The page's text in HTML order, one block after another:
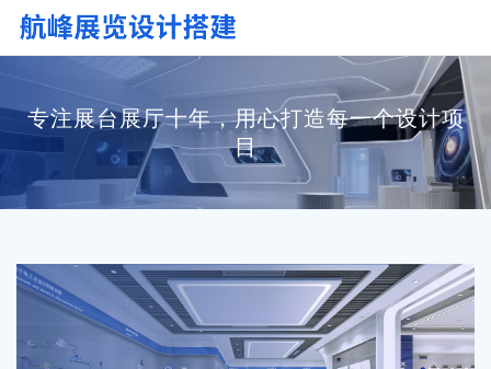
专注展台展厅十年，用心打造每一个设计项
目